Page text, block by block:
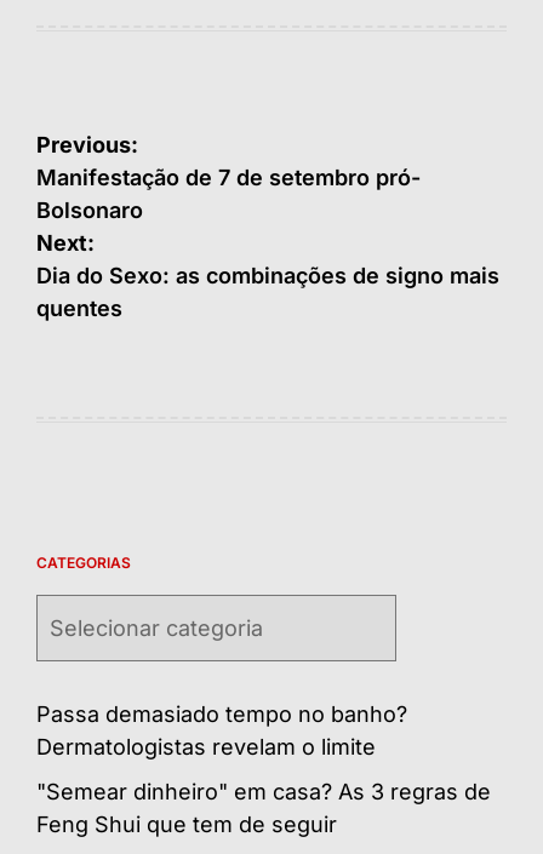
Navegação
de
Post
Previous:
Manifestação de 7 de setembro pró-
Bolsonaro
Next:
Dia do Sexo: as combinações de signo mais
quentes
CATEGORIAS
Passa demasiado tempo no banho?
Dermatologistas revelam o limite
"Semear dinheiro" em casa? As 3 regras de
Feng Shui que tem de seguir